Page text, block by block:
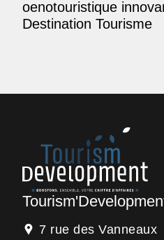
oenotouristique
Destination Tourisme
7 rue des Vanneaux